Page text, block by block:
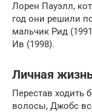
Лорен Пауэлл,
год они решили
мальчик Рид
Ив (1998).
Личная
Перестав ходить
волосы, Джобс